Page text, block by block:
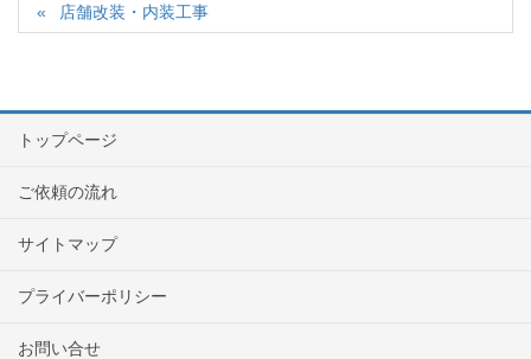
店舗改装・内装工事
トップページ
ご依頼の流れ
サイトマップ
プライバーポリシー
お問い合せ